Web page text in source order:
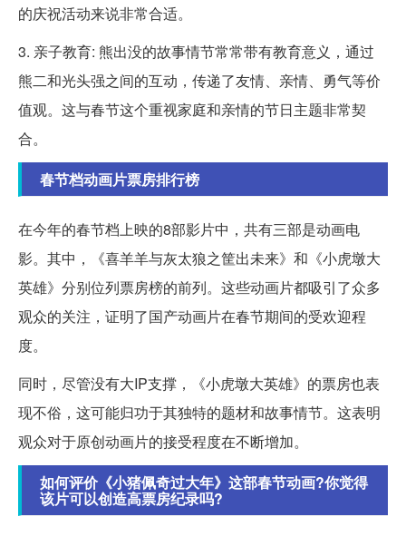
的庆祝活动来说非常合适。
3. 亲子教育: 熊出没的故事情节常常带有教育意义，通过
熊二和光头强之间的互动，传递了友情、亲情、勇气等价
值观。这与春节这个重视家庭和亲情的节日主题非常契
合。
春节档动画片票房排行榜
在今年的春节档上映的8部影片中，共有三部是动画电
影。其中，《喜羊羊与灰太狼之筐出未来》和《小虎墩大
英雄》分别位列票房榜的前列。这些动画片都吸引了众多
观众的关注，证明了国产动画片在春节期间的受欢迎程
度。
同时，尽管没有大IP支撑，《小虎墩大英雄》的票房也表
现不俗，这可能归功于其独特的题材和故事情节。这表明
观众对于原创动画片的接受程度在不断增加。
如何评价《小猪佩奇过大年》这部春节动画?你觉得
该片可以创造高票房纪录吗?